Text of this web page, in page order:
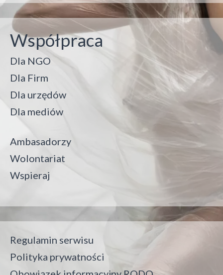
Współpraca
Dla NGO
Dla Firm
Dla urzędów
Dla mediów
Ambasadorzy
Wolontariat
Wspieraj
Regulamin serwisu
Polityka prywatności